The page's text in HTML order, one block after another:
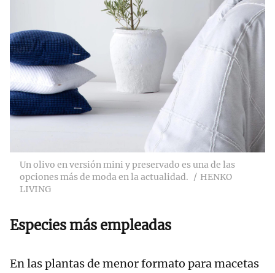
Un olivo en versión mini y preservado es una de las
opciones más de moda en la actualidad.
HENKO
LIVING
Especies más empleadas
En las plantas de menor formato para macetas